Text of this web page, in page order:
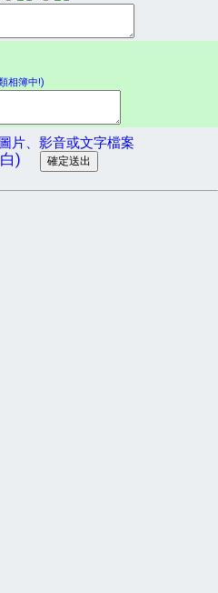
相簿中!)
片、影音或文字檔案
)